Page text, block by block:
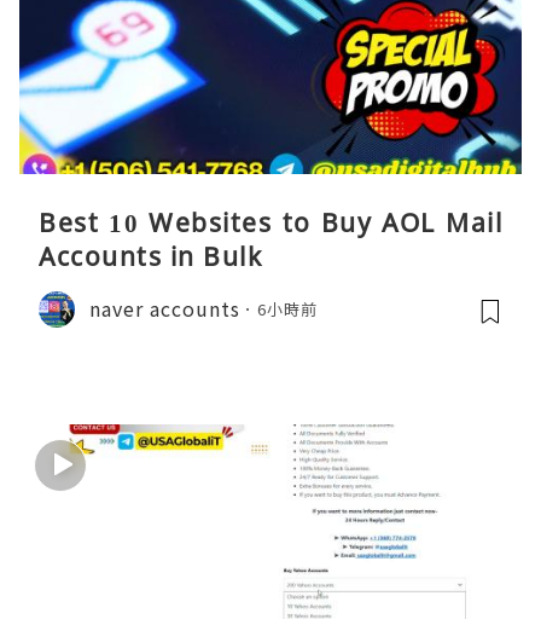
Best 10 Websites to Buy AOL Mail
Accounts in Bulk
naver accounts 6小時前